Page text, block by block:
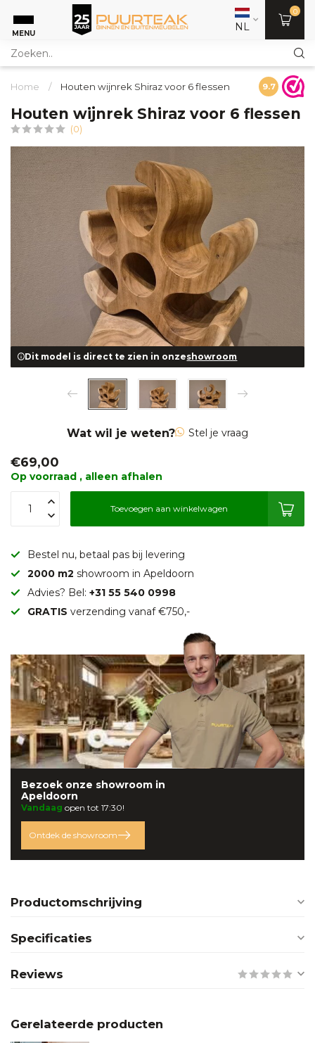
MENU NL
0
Home / Houten wijnrek Shiraz voor 6 flessen 9.7
Houten wijnrek Shiraz voor 6 flessen
(0)
Dit model is direct te zien in onzeshowroom
Wat wil je weten? Stel je vraag
€69,00
Op voorraad , alleen afhalen
Toevoegen aan winkelwagen
Bestel nu, betaal pas bij levering
2000 m2 showroom in Apeldoorn
Advies? Bel: +31 55 540 0998
GRATIS verzending vanaf €750,-
Bezoek onze showroom in
Apeldoorn
Vandaag open tot 17:30!
Ontdek de showroom
Productomschrijving
Specificaties
Reviews
Gerelateerde producten